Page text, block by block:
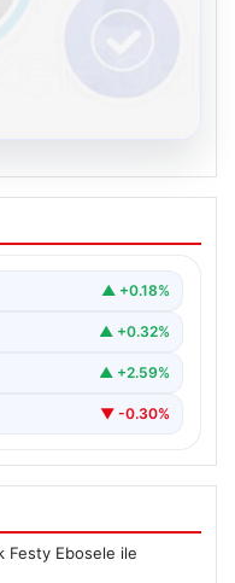
Seviyeli
Halen▲ +0.18%
▲ +0.32%
▲ +2.59%
▼ -0.30%
Festy Ebosele ile